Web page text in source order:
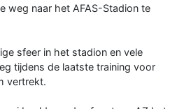
weg naar het AFAS-Stadion te
sfeer in het stadion en vele
tijdens de laatste training voor
vertrekt.